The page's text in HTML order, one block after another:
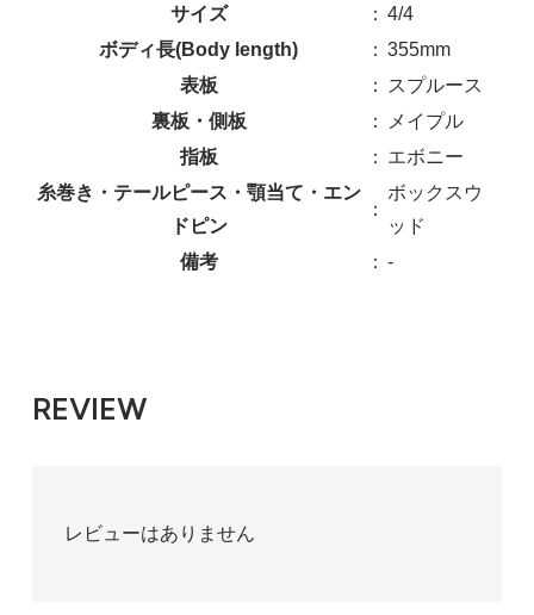
サイズ ： 4/4
ボディ長(Body length)
： 355mm
表板
：
スプルース
裏板・側板
：
メイプル
指板
： エボニー
糸巻き・テールピース・顎当て・エン
ドピン
：
ボックスウ
ッド
備考
： -
REVIEW
レビューはありません